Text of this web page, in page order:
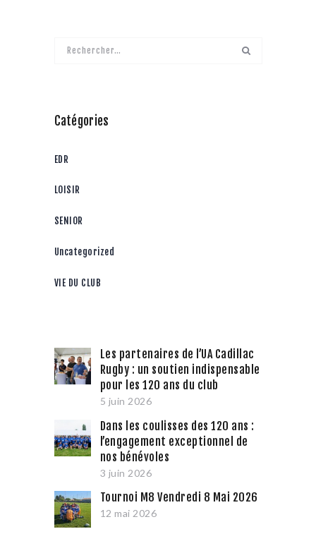
Rechercher :
Catégories
EDR
LOISIR
SENIOR
Uncategorized
VIE DU CLUB
Les partenaires de l’UA Cadillac
Rugby : un soutien indispensable
pour les 120 ans du club
5 juin 2026
Dans les coulisses des 120 ans :
l’engagement exceptionnel de
nos bénévoles
3 juin 2026
Tournoi M8 Vendredi 8 Mai 2026
12 mai 2026